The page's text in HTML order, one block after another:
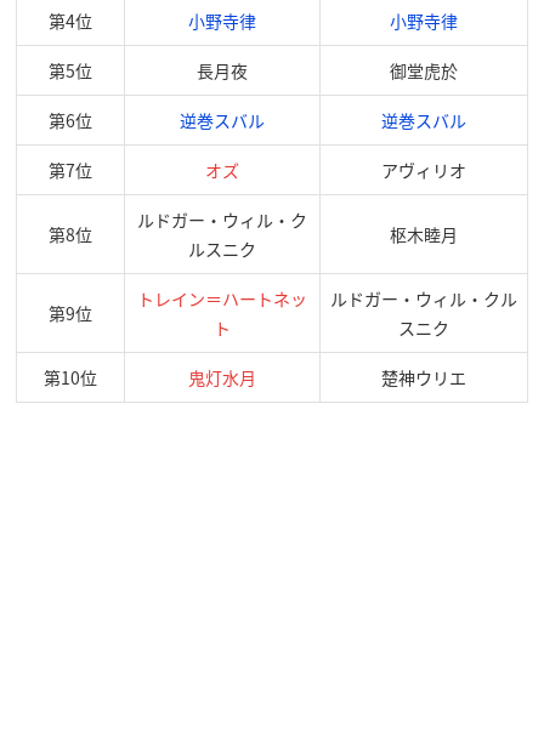
第4位 小野寺律 小野寺律
第5位 長月夜 御堂虎於
第6位 逆巻スバル 逆巻スバル
第7位 オズ アヴィリオ
第8位
ルドガー・ウィル・ク
ルスニク
枢木睦月
第9位
トレイン＝ハートネッ
ト
ルドガー・ウィル・クル
スニク
第10位 鬼灯水月 楚神ウリエ